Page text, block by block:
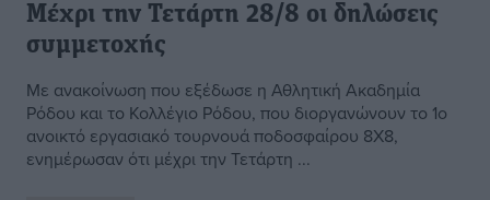
Μέχρι την Τετάρτη 28/8 οι δηλώσεις
συμμετοχής
Με ανακοίνωση που εξέδωσε η Αθλητική Ακαδημία
Ρόδου και το Κολλέγιο Ρόδου, που διοργανώνουν το 1ο
ανοικτό εργασιακό τουρνουά ποδοσφαίρου 8Χ8,
ενημέρωσαν ότι μέχρι την Τετάρτη ...